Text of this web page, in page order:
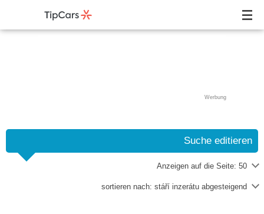
Werbung
Suche editieren
Anzeigen auf die Seite: 50
sortieren nach: stáří inzerátu abgesteigend